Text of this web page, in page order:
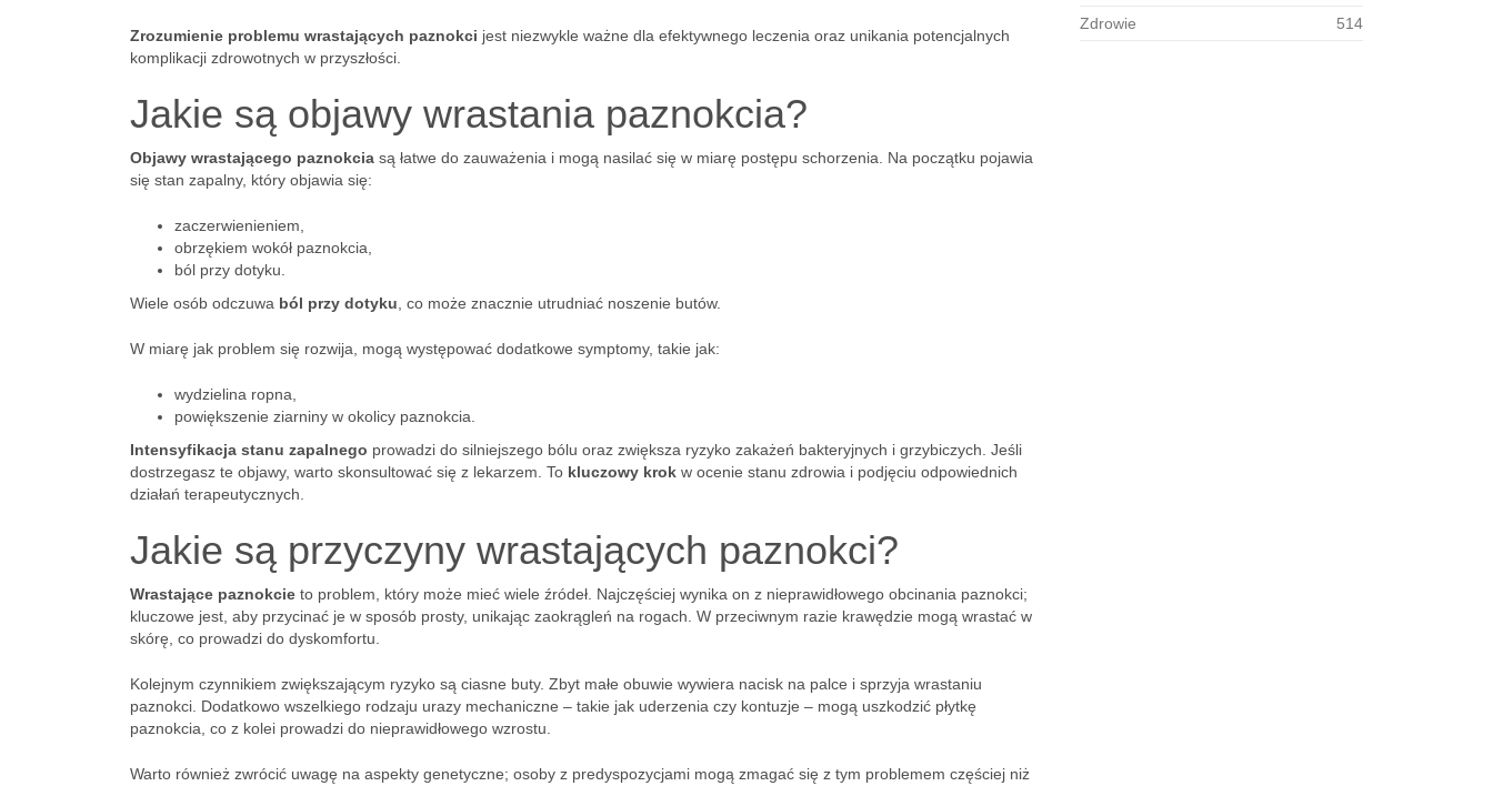
Zrozumienie problemu wrastających paznokci jest niezwykle ważne dla efektywnego leczenia oraz unikania potencjalnych
komplikacji zdrowotnych w przyszłości.
Jakie są objawy wrastania paznokcia?
Objawy wrastającego paznokcia są łatwe do zauważenia i mogą nasilać się w miarę postępu schorzenia. Na początku pojawia
się stan zapalny, który objawia się:
zaczerwienieniem,
obrzękiem wokół paznokcia,
ból przy dotyku.
Wiele osób odczuwa ból przy dotyku , co może znacznie utrudniać noszenie butów.
W miarę jak problem się rozwija, mogą występować dodatkowe symptomy, takie jak:
wydzielina ropna,
powiększenie ziarniny w okolicy paznokcia.
Intensyfikacja stanu zapalnego prowadzi do silniejszego bólu oraz zwiększa ryzyko zakażeń bakteryjnych i grzybiczych. Jeśli
dostrzegasz te objawy, warto skonsultować się z lekarzem. To kluczowy krok w ocenie stanu zdrowia i podjęciu odpowiednich
działań terapeutycznych.
Jakie są przyczyny wrastających paznokci?
Wrastające paznokcie to problem, który może mieć wiele źródeł. Najczęściej wynika on z nieprawidłowego obcinania paznokci;
kluczowe jest, aby przycinać je w sposób prosty, unikając zaokrągleń na rogach. W przeciwnym razie krawędzie mogą wrastać w
skórę, co prowadzi do dyskomfortu.
Kolejnym czynnikiem zwiększającym ryzyko są ciasne buty. Zbyt małe obuwie wywiera nacisk na palce i sprzyja wrastaniu
paznokci. Dodatkowo wszelkiego rodzaju urazy mechaniczne – takie jak uderzenia czy kontuzje – mogą uszkodzić płytkę
paznokcia, co z kolei prowadzi do nieprawidłowego wzrostu.
Warto również zwrócić uwagę na aspekty genetyczne; osoby z predyspozycjami mogą zmagać się z tym problemem częściej niż
Zdrowie
514